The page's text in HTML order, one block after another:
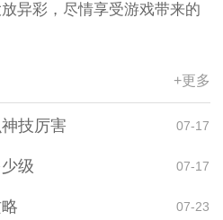
异彩，尽情享受游戏带来的
+更多
技厉害 07-17
级 07-17
07-23